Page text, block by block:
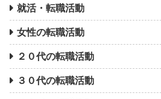
就活・転職活動
女性の転職活動
２０代の転職活動
３０代の転職活動